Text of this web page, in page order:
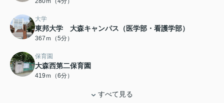
大学
東邦大学 大森キャンパス（医学部・看護学部）
367ｍ（5分）
保育園
大森西第二保育園
419ｍ（6分）
すべて見る